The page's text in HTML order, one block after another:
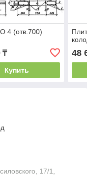
4 (отв.700)
₸
Купить
48
17/1,